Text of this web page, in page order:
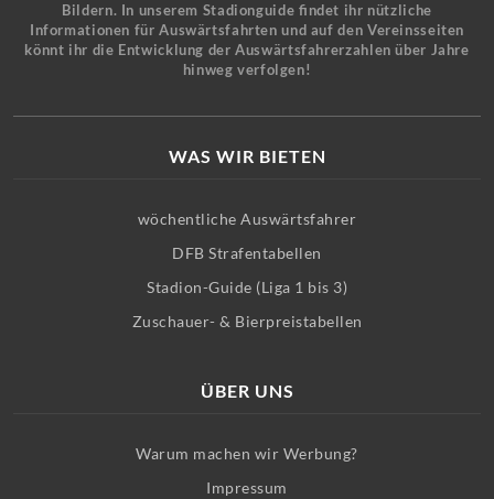
Bildern. In unserem Stadionguide findet ihr nützliche
Informationen für Auswärtsfahrten und auf den Vereinsseiten
könnt ihr die Entwicklung der Auswärtsfahrerzahlen über Jahre
hinweg verfolgen!
WAS WIR BIETEN
wöchentliche Auswärtsfahrer
DFB Strafentabellen
Stadion-Guide (Liga 1 bis 3)
Zuschauer- & Bierpreistabellen
ÜBER UNS
Warum machen wir Werbung?
Impressum